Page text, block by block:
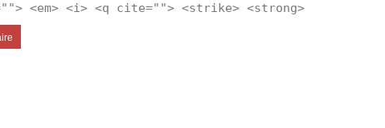
<em> <i> <q cite=""> <strike> <strong>